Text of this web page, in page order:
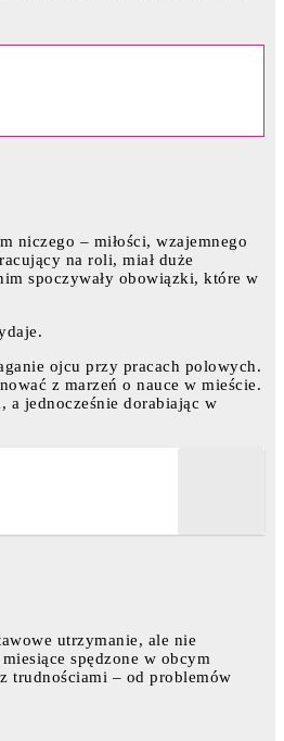
niczego – miłości, wzajemnego
na roli, miał duże
spoczywały obowiązki, które w
ojcu przy pracach polowych.
z marzeń o nauce w mieście.
a jednocześnie dorabiając w
utrzymanie, ale nie
spędzone w obcym
trudnościami – od problemów